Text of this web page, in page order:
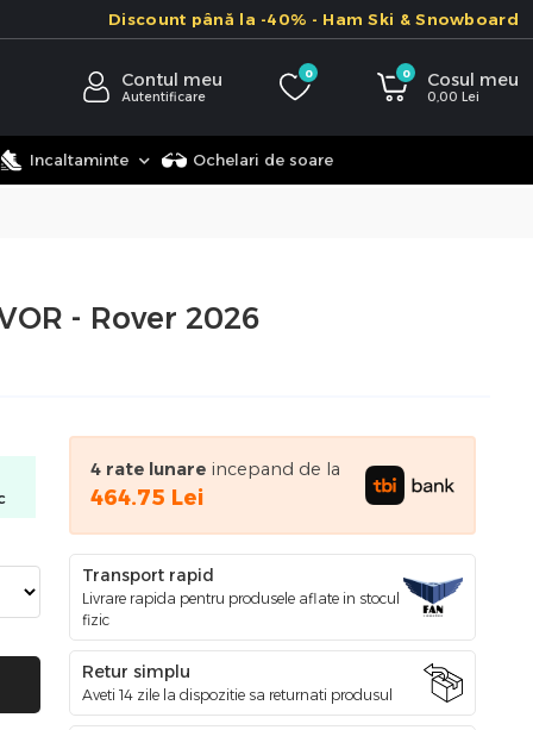
Discount până la -40% - Ham Ski & Snowboard
Contul meu
Autentificare
0 0 Cosul meu
0,00 Lei
Incaltaminte Ochelari de soare
- Rover 2026
4 rate lunare incepand de la
464.75 Lei
Transport rapid
Livrare rapida pentru produsele aflate in stocul
fizic
Retur simplu
Aveti 14 zile la dispozitie sa returnati produsul